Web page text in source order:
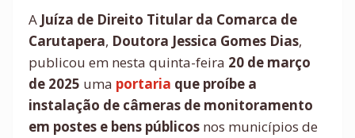
A Juíza de Direito Titular da Comarca de
Carutapera, Doutora Jessica Gomes Dias,
publicou em nesta quinta-feira 20 de março
de 2025 uma portaria que proíbe a
instalação de câmeras de monitoramento
em postes e bens públicos nos municípios de